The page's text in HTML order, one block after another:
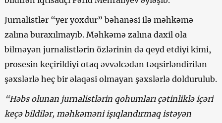
Jurnalistlər “yer yoxdur” bəhanəsi ilə məhkəmə
zalına buraxılmayıb. Məhkəmə zalına daxil ola
bilməyən jurnalistlərin özlərinin də qeyd etdiyi kimi,
prosesin keçirildiyi otaq əvvəlcədən təqsirləndirilən
şəxslərlə heç bir əlaqəsi olmayan şəxslərlə doldurulub.
“Həbs olunan jurnalistlərin qohumları çətinliklə içəri
keçə bildilər,məhkəməni işıqlandırmaq istəyən